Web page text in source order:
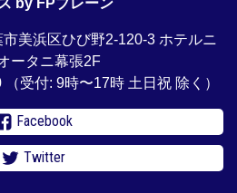
美浜区ひび野2-120-3 ホテルニ
ータニ幕張2F
（受付: 9時〜17時 土日祝 除く）
Facebook
Twitter